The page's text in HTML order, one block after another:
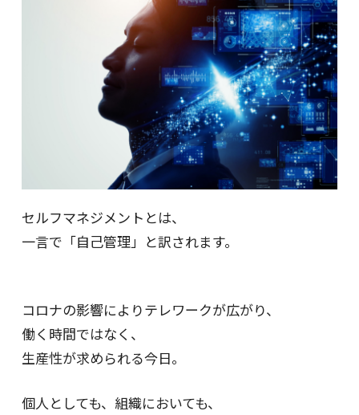
セルフマネジメントとは、
一言で「自己管理」と訳されます。
コロナの影響によりテレワークが広がり、
働く時間ではなく、
生産性が求められる今日。
個人としても、組織においても、